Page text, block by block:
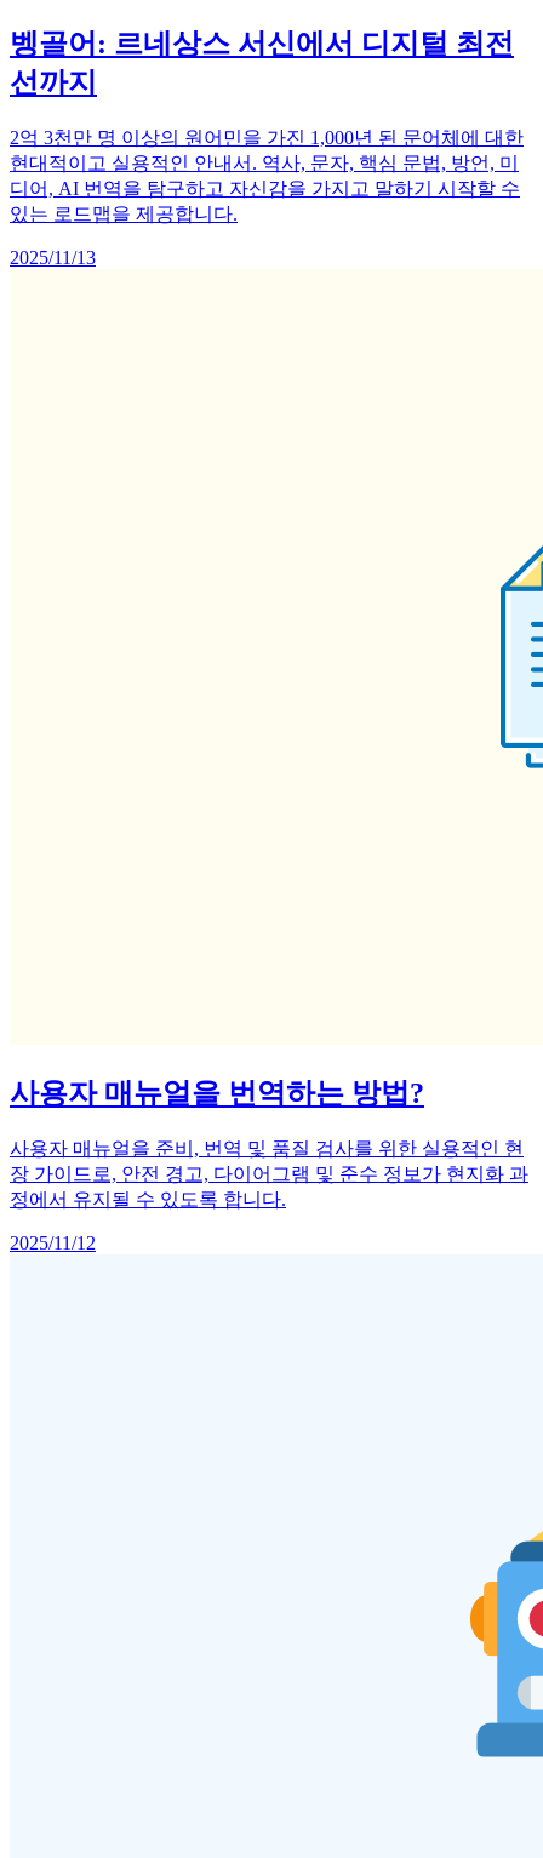
벵골어: 르네상스 서신에서 디지털 최전
선까지
2억 3천만 명 이상의 원어민을 가진 1,000년 된 문어체에 대한
현대적이고 실용적인 안내서. 역사, 문자, 핵심 문법, 방언, 미
디어, AI 번역을 탐구하고 자신감을 가지고 말하기 시작할 수
있는 로드맵을 제공합니다.
2025/11/13
사용자 매뉴얼을 번역하는 방법?
사용자 매뉴얼을 준비, 번역 및 품질 검사를 위한 실용적인 현
장 가이드로, 안전 경고, 다이어그램 및 준수 정보가 현지화 과
정에서 유지될 수 있도록 합니다.
2025/11/12